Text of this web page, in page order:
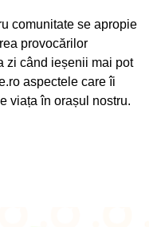
comunitate se apropie
provocărilor
zi când ieșenii mai pot
aspectele care îi
viața în orașul nostru.